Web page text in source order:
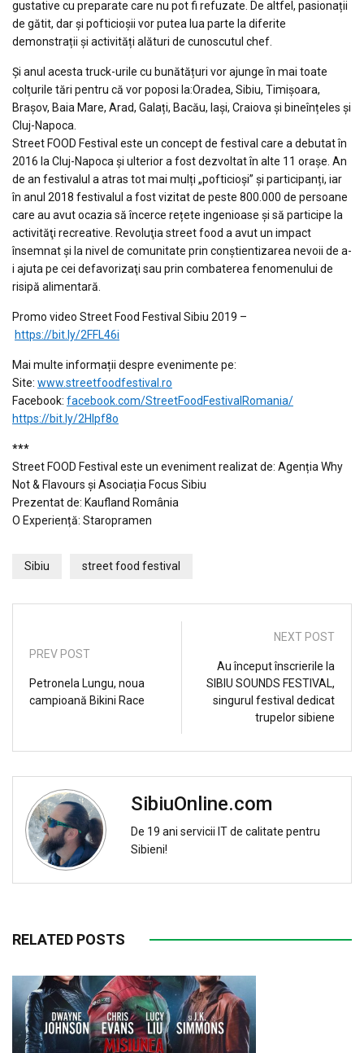
gustative cu preparate care nu pot fi refuzate. De altfel, pasionații
de gătit, dar și pofticioșii vor putea lua parte la diferite
demonstrații și activități alături de cunoscutul chef.
Și anul acesta truck-urile cu bunătățuri vor ajunge în mai toate
colțurile tări pentru că vor poposi la:Oradea, Sibiu, Timișoara,
Brașov, Baia Mare, Arad, Galați, Bacău, Iași, Craiova și bineînțeles și
Cluj-Napoca.
Street FOOD Festival este un concept de festival care a debutat în
2016 la Cluj-Napoca şi ulterior a fost dezvoltat în alte 11 oraşe. An
de an festivalul a atras tot mai mulți „pofticioși” și participanți, iar
în anul 2018 festivalul a fost vizitat de peste 800.000 de persoane
care au avut ocazia să încerce rețete ingenioase și să participe la
activităţi recreative. Revoluţia street food a avut un impact
însemnat şi la nivel de comunitate prin conştientizarea nevoii de a-
i ajuta pe cei defavorizaţi sau prin combaterea fenomenului de
risipă alimentară.
Promo video Street Food Festival Sibiu 2019 –
https://bit.ly/2FFL46i
Mai multe informații despre evenimente pe:
Site: www.streetfoodfestival. ro
Facebook: facebook.com/StreetFoodFestivalRomania/
https://bit. ly/2HIpf8o
***
Street FOOD Festival este un eveniment realizat de: Agenția Why
Not & Flavours și Asociația Focus Sibiu
Prezentat de: Kaufland România
O Experiență: Staropramen
Sibiu street food festival
PREV POST
Petronela Lungu, noua
campioană Bikini Race
NEXT POST
Au început înscrierile la
SIBIU SOUNDS FESTIVAL,
singurul festival dedicat
trupelor sibiene
SibiuOnline.com
De 19 ani servicii IT de calitate pentru
Sibieni!
RELATED POSTS